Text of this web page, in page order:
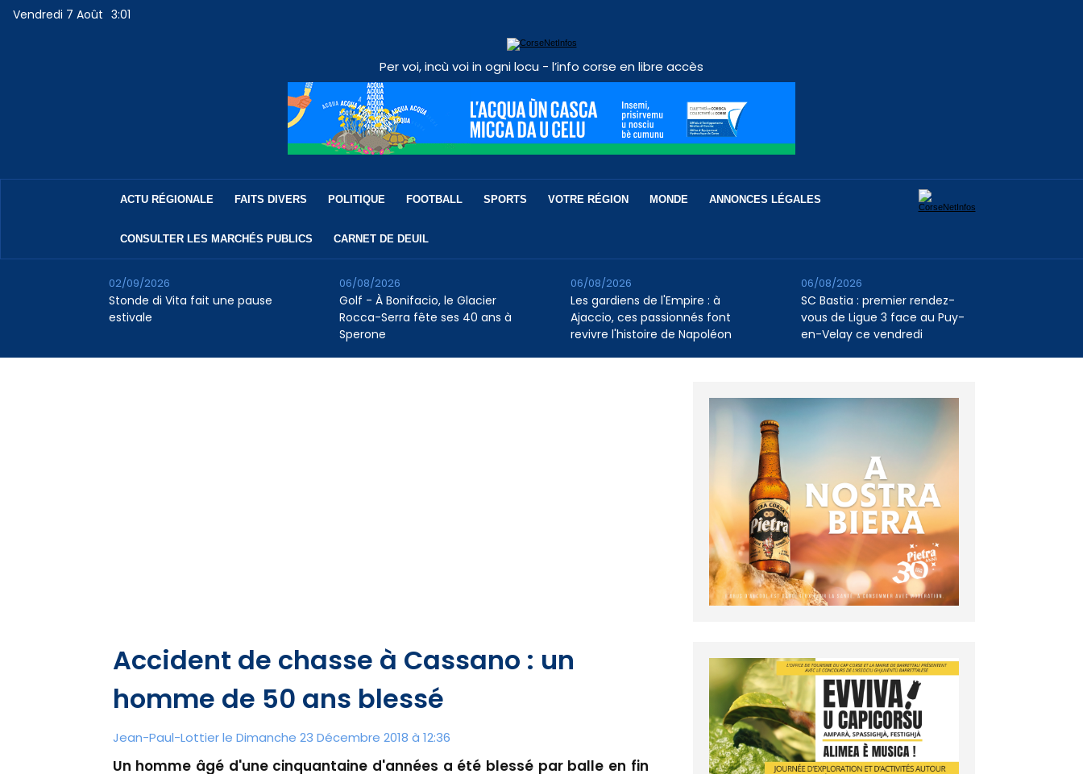
Vendredi 7 Août 3:01
Per voi, incù voi in ogni locu - l’info corse en libre accès
ACTU RÉGIONALE FAITS DIVERS POLITIQUE FOOTBALL SPORTS VOTRE RÉGION MONDE ANNONCES LÉGALES
CONSULTER LES MARCHÉS PUBLICS CARNET DE DEUIL
Stonde di Vita fait une pause
estivale
02/09/2026
Golf - À Bonifacio, le Glacier
Rocca-Serra fête ses 40 ans à
Sperone
06/08/2026
Les gardiens de l'Empire : à
Ajaccio, ces passionnés font
revivre l'histoire de Napoléon
06/08/2026
SC Bastia : premier rendez-
vous de Ligue 3 face au Puy-
en-Velay ce vendredi
06/08/2026
Accident de chasse à Cassano : un
homme de 50 ans blessé
Jean-Paul-Lottier le Dimanche 23 Décembre 2018 à 12:36
Un homme âgé d'une cinquantaine d'années a été blessé par balle en fin